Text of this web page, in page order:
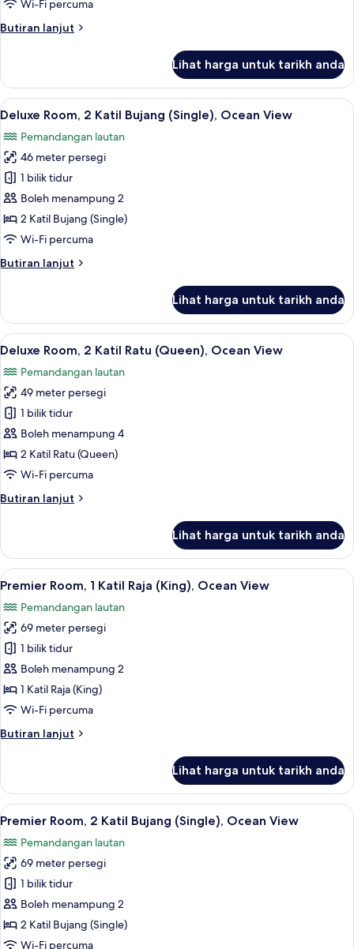
(King),
Wi-Fi percuma
Butiran lanjut
Butiran
Room,
Katil
(King),
Ocean
View
Lihat harga untuk tarikh anda
Lihat
semua
foto
untuk
Deluxe
Room,
2
Katil
(Single),
Peti besi dalam bilik, meja, langsir/
6
Deluxe Room, 2 Katil Bujang (Single), Ocean View
Pemandangan lautan
46 meter persegi
1 bilik tidur
Boleh menampung 2
2 Katil Bujang (Single)
Wi-Fi percuma
Butiran lanjut
Butiran
Room,
Katil
(Single),
Ocean
View
Lihat harga untuk tarikh anda
Lihat
semua
foto
untuk
Deluxe
Room,
2
Katil
(Queen),
Peti besi dalam bilik, meja, langsir/
7
Deluxe Room, 2 Katil Ratu (Queen), Ocean View
Pemandangan lautan
49 meter persegi
1 bilik tidur
Boleh menampung 4
2 Katil Ratu (Queen)
Wi-Fi percuma
Butiran lanjut
Butiran
Room,
Katil
(Queen),
Ocean
View
Lihat harga untuk tarikh anda
Lihat
semua
foto
untuk
Premier
Room,
1
Katil
(King),
Premier Room, 1 Katil Raja (King),
4
Premier Room, 1 Katil Raja (King), Ocean View
Pemandangan lautan
69 meter persegi
1 bilik tidur
Boleh menampung 2
1 Katil Raja (King)
Wi-Fi percuma
Butiran lanjut
Butiran
Room,
Katil
(King),
Ocean
View
Lihat harga untuk tarikh anda
Lihat
semua
foto
untuk
Premier
Room,
2
Katil
Peti besi dalam bilik, meja, langsir/
4
Premier Room, 2 Katil Bujang (Single), Ocean View
Pemandangan lautan
69 meter persegi
1 bilik tidur
Boleh menampung 2
2 Katil Bujang (Single)
Wi-Fi percuma